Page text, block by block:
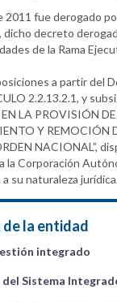
la entidad
integrado
Sistema
2011 fue derogado
dicho decreto
de la Rama
a partir del
2.2.13.2.1, y
LA PROVISIÓN DE
Y REMOCIÓN
NACIONAL”,
la Corporación
su naturaleza